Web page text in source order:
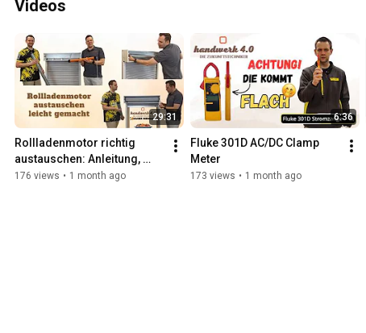
Videos
29:31
Rollladenmotor richtig
austauschen: Anleitung,
Rollladenwellen-Check &
176 views • 1 month ago
6:36
Fluke 301D AC/DC Clamp
Meter
173 views • 1 month ago